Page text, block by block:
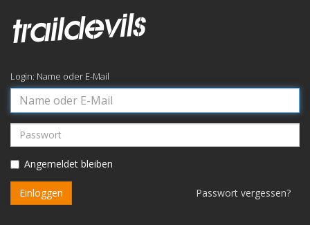
Login: Name oder E-Mail
Name
oder
E-
Mail
Passwort
Angemeldet bleiben
Einloggen Passwort vergessen?